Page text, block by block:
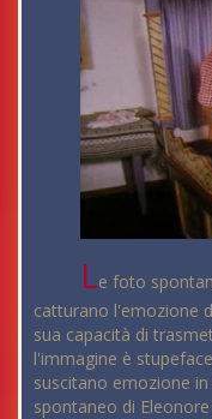
Le foto
catturano l'emozione
sua capacità di
l'immagine è
suscitano emozione
spontaneo di